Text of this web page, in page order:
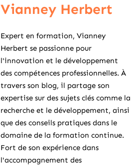
Vianney Herbert
Expert en formation, Vianney
Herbert se passionne pour
l'innovation et le développement
des compétences professionnelles. À
travers son blog, il partage son
expertise sur des sujets clés comme la
recherche et le développement, ainsi
que des conseils pratiques dans le
domaine de la formation continue.
Fort de son expérience dans
l'accompagnement des